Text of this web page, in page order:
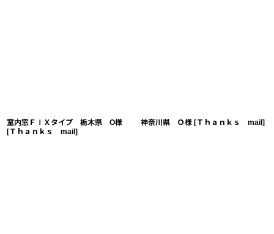
室内窓ＦＩＸタイプ 栃木県 O様
[Ｔｈａｎｋｓ mail]
神奈川県 Ｏ様 [Ｔｈａｎｋｓ mail]